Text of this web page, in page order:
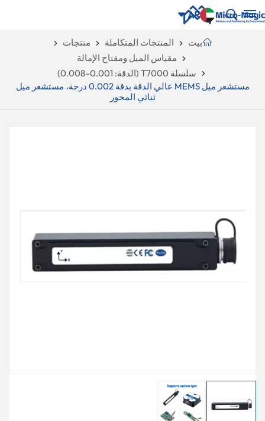
AR
English
русский
بيت منتجات
المنتجات المتكاملة
مقياس الميل ومفتاح الإمالة
سلسلة T7000 (الدقة: 0.001–0.008)
مستشعر ميل MEMS عالي الدقة بدقة 0.002 درجة، مستشعر ميل
ثنائي المحور